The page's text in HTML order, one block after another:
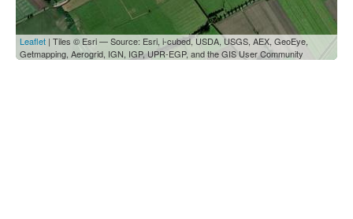
Leaflet | Tiles © Esri — Source: Esri, i-cubed, USDA, USGS, AEX, GeoEye,
Getmapping, Aerogrid, IGN, IGP, UPR-EGP, and the GIS User Community